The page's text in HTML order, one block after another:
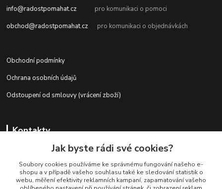
info@radostpomahat.cz pro komunikaci o pomoci
obchod@radostpomahat.cz pro komunikaci o objednávkách
Obchodní podmínky
Ochrana osobních údajů
Odstoupení od smlouvy (vrácení zboží)
Kontakty
+420 728 727 761
Jak byste rádi své cookies?
Soubory cookies používáme ke správnému fungování našeho e-
shopu a v případě vašeho souhlasu také ke sledování statistik o
webu, měření efektivity reklamních kampaní, zapamatování vašeho